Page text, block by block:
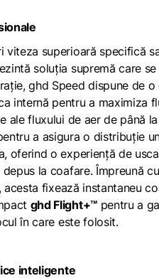
viteza superioară specifică
soluția supremă care se
ghd Speed dispune de
internă pentru a maximiza
ale fluxului de aer de până
a asigura o distribuție
oferind o experiență de
la coafare. Împreună
acesta fixează instantaneu
ghd Flight+™pentru a
în care este folosit.
inteligente